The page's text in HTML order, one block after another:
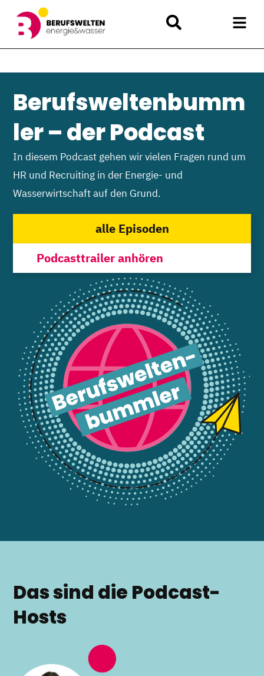
Berufsweltenbumm
ler – der Podcast
In diesem Podcast gehen wir vielen Fragen rund um
HR und Recruiting in der Energie- und
Wasserwirtschaft auf den Grund.
alle Episoden
Podcasttrailer anhören
Das sind die Podcast-
Hosts